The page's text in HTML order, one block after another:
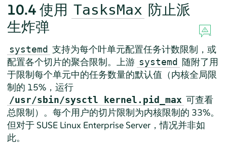
10.4 使用 TasksMax 防止派
生炸弹
systemd 支持为每个叶单元配置任务计数限制，或
配置各个切片的聚合限制。上游 systemd 随附了用
于限制每个单元中的任务数量的默认值（内核全局限
制的 15%，运行
/usr/sbin/sysctl kernel.pid_max 可查看
总限制）。每个用户的切片限制为内核限制的 33%。
但对于 SUSE Linux Enterprise Server，情况并非如
此。